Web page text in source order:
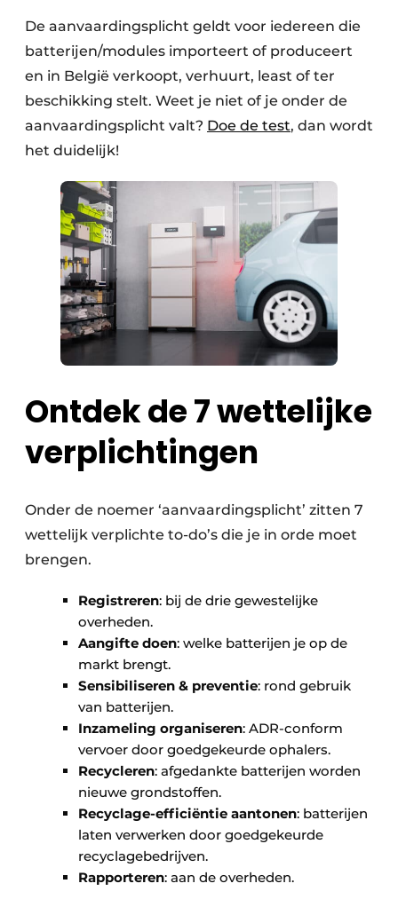
De aanvaardingsplicht geldt voor iedereen die
batterijen/modules importeert of produceert
en in België verkoopt, verhuurt, least of ter
beschikking stelt. Weet je niet of je onder de
aanvaardingsplicht valt? Doe de test, dan wordt
het duidelijk!
Ontdek de 7 wettelijke
verplichtingen
Onder de noemer ‘aanvaardingsplicht’ zitten 7
wettelijk verplichte to-do’s die je in orde moet
brengen.
Registreren: bij de drie gewestelijke
overheden.
Aangifte doen: welke batterijen je op de
markt brengt.
Sensibiliseren & preventie: rond gebruik
van batterijen.
Inzameling organiseren: ADR-conform
vervoer door goedgekeurde ophalers.
Recycleren: afgedankte batterijen worden
nieuwe grondstoffen.
Recyclage-efficiëntie aantonen: batterijen
laten verwerken door goedgekeurde
recyclagebedrijven.
Rapporteren: aan de overheden.